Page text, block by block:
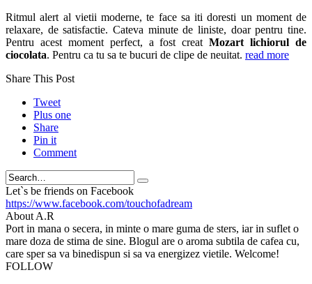
Ritmul alert al vietii moderne, te face sa iti doresti un moment de
relaxare, de satisfactie. Cateva minute de liniste, doar pentru tine.
Pentru acest moment perfect, a fost creatMozart lichiorul de
ciocolata. Pentru ca tu sa te bucuri de clipe de neuitat. read more
Share This Post
Tweet
Plus one
Share
Pin it
Comment
Search
Let`s be friends on Facebook
https://www.facebook.com/touchofadream
About A.R
Port in mana o secera, in minte o mare guma de sters, iar in suflet o
mare doza de stima de sine. Blogul are o aroma subtila de cafea cu,
care sper sa va binedispun si sa va energizez vietile. Welcome!
FOLLOW